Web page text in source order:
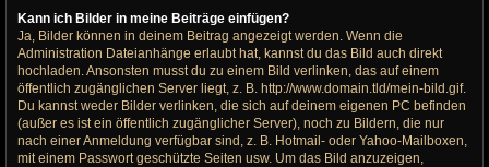
Kann ich Bilder in meine Beiträge einfügen?
Ja, Bilder können in deinem Beitrag angezeigt werden. Wenn die
Administration Dateianhänge erlaubt hat, kannst du das Bild auch direkt
hochladen. Ansonsten musst du zu einem Bild verlinken, das auf einem
öffentlich zugänglichen Server liegt, z. B. http://www.domain.tld/mein-bild.gif.
Du kannst weder Bilder verlinken, die sich auf deinem eigenen PC befinden
(außer es ist ein öffentlich zugänglicher Server), noch zu Bildern, die nur
nach einer Anmeldung verfügbar sind, z. B. Hotmail- oder Yahoo-Mailboxen,
mit einem Passwort geschützte Seiten usw. Um das Bild anzuzeigen,